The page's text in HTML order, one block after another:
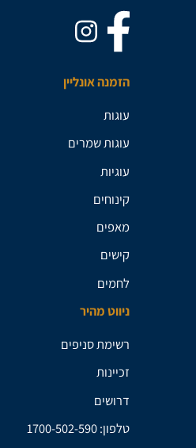
הזמנה אונליין
עוגות
עוגות שמרים
עוגיות
קינוחים
מאפים
קישים
לחמים
ניווט מהיר
רשימת סניפים
זכיינות
דרושים
טלפון: 1700-502-590